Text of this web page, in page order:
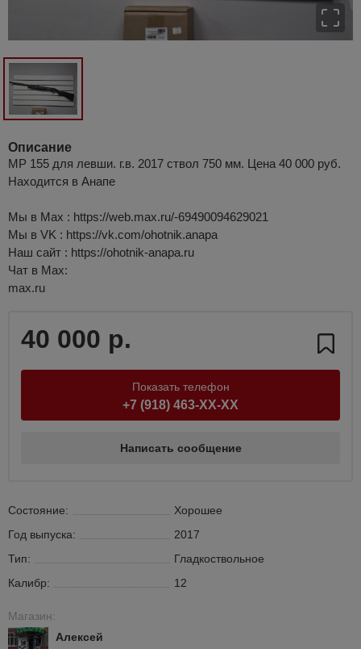
Описание
МР 155 для левши. г.в. 2017 ствол 750 мм. Цена 40 000 руб.
Находится в Анапе
Мы в Мах : https://web.max.ru/-69490094629021
Мы в VK : https://vk.com/ohotnik.anapa
Наш сайт : https://ohotnik-anapa.ru
Чат в Мах:
max.ru
40 000 р.
Показать телефон
+7 (918) 463-XX-XX
Написать сообщение
Состояние:
Хорошее
Год выпуска:
2017
Тип:
Гладкоствольное
Калибр:
12
Магазин:
Алексей